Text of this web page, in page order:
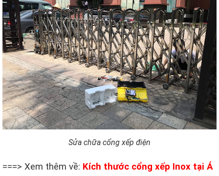
Sửa chữa cổng xếp điện
===> Xem thêm về: Kích thước cổng xếp Inox tại Á